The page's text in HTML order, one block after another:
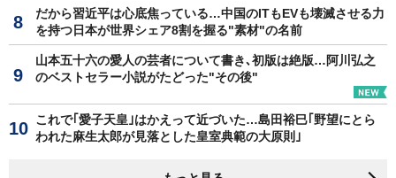
だから習近平は心底焦っている…中国のITもEVも壊滅させる力
を持つ日本が世界シェア8割を握る"素材"の名前
山本五十六の愛人の芸者について書き､初版は絶版…阿川弘之
のベストセラー小説がたどった"その後"
これで｢愛子天皇｣はかえって近づいた…島田裕巳｢野望にとら
われた麻生太郎が見落とした皇室典範の大原則｣